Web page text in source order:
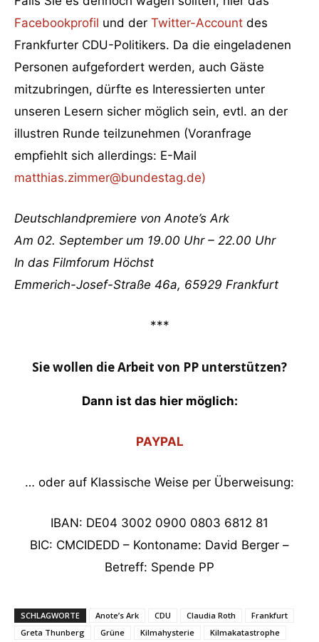
Facebookprofil und der Twitter-Account des
Frankfurter CDU-Politikers. Da die eingeladenen
Personen aufgefordert werden, auch Gäste
mitzubringen, dürfte es Interessierten unter
unseren Lesern sicher möglich sein, evtl. an der
illustren Runde teilzunehmen (Voranfrage
empfiehlt sich allerdings: E-Mail
matthias.zimmer@bundestag.de)
Deutschlandpremiere von Anote’s Ark
Am 02. September um 19.00 Uhr – 22.00 Uhr
In das Filmforum Höchst
Emmerich-Josef-Straße 46a, 65929 Frankfurt
***
Sie wollen die Arbeit von PP unterstützen?
Dann ist das hier möglich:
PAYPAL
… oder auf Klassische Weise per Überweisung:
IBAN: DE04 3002 0900 0803 6812 81
BIC: CMCIDEDD – Kontoname: David Berger –
Betreff: Spende PP
SCHLAGWORTE Anote’s Ark CDU Claudia Roth
Frankfurt
Greta Thunberg
Grüne Kilmahysterie
Kilmakatastrophe